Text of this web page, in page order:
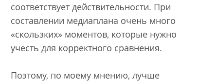
соответствует действительности. При
составлении медиаплана очень много
«скользких» моментов, которые нужно
учесть для корректного сравнения.
Поэтому, по моему мнению, лучше